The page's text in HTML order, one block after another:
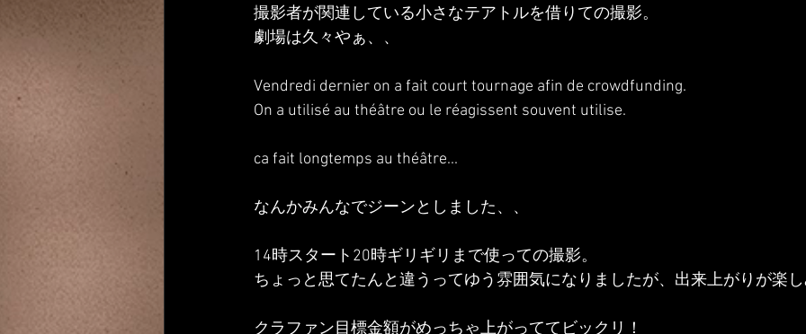
撮影者が関連している小さなテアトルを借りての撮影。
劇場は久々やぁ、、
Vendredi dernier on a fait court tournage afin de crowdfunding.
On a utilisé au théâtre ou le réagissent souvent utilise.
ca fait longtemps au théâtre...
なんかみんなでジーンとしました、、
14時スタート20時ギリギリまで使っての撮影。
ちょっと思てたんと違うってゆう雰囲気になりましたが、出来上がりが楽
クラファン目標金額がめっちゃ上がっててビックリ！